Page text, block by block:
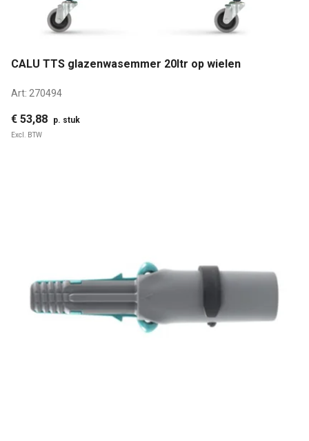
CALU TTS glazenwasemmer 20ltr op wielen
Art: 270494
€ 53,88 p. stuk
Excl. BTW